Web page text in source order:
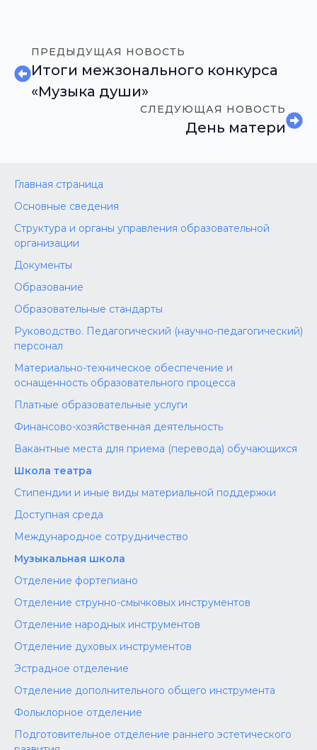
ПРЕДЫДУЩАЯ НОВОСТЬ
Итоги межзонального конкурса
«Музыка души»
СЛЕДУЮЩАЯ НОВОСТЬ
День матери
Главная страница
Основные сведения
Структура и органы управления образовательной
организации
Документы
Образование
Образовательные стандарты
Руководство. Педагогический (научно-педагогический)
персонал
Материально-техническое обеспечение и
оснащенность образовательного процесса
Платные образовательные услуги
Финансово-хозяйственная деятельность
Вакантные места для приема (перевода) обучающихся
Школа театра
Стипендии и иные виды материальной поддержки
Доступная среда
Международное сотрудничество
Музыкальная школа
Отделение фортепиано
Отделение струнно-смычковых инструментов
Отделение народных инструментов
Отделение духовых инструментов
Эстрадное отделение
Отделение дополнительного общего инструмента
Фольклорное отделение
Подготовительное отделение раннего эстетического